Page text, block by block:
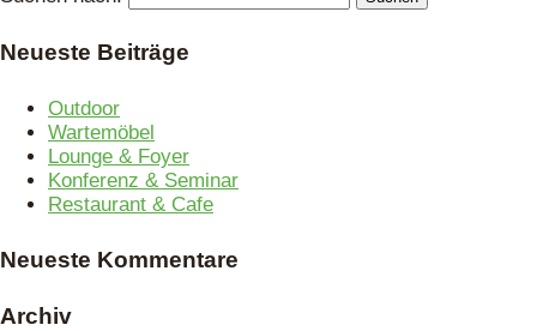
Neueste Beiträge
Outdoor
Wartemöbel
Lounge & Foyer
Konferenz & Seminar
Restaurant & Cafe
Neueste Kommentare
Archiv